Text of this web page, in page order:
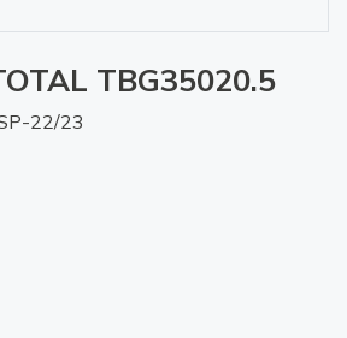
TBG35020.5
22/23